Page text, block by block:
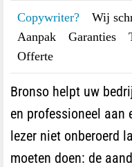
Copywriter? Wij
Aanpak
Garanties
Offerte
Bronso helpt uw
en professioneel aan
lezer niet onberoerd
moeten doen: de